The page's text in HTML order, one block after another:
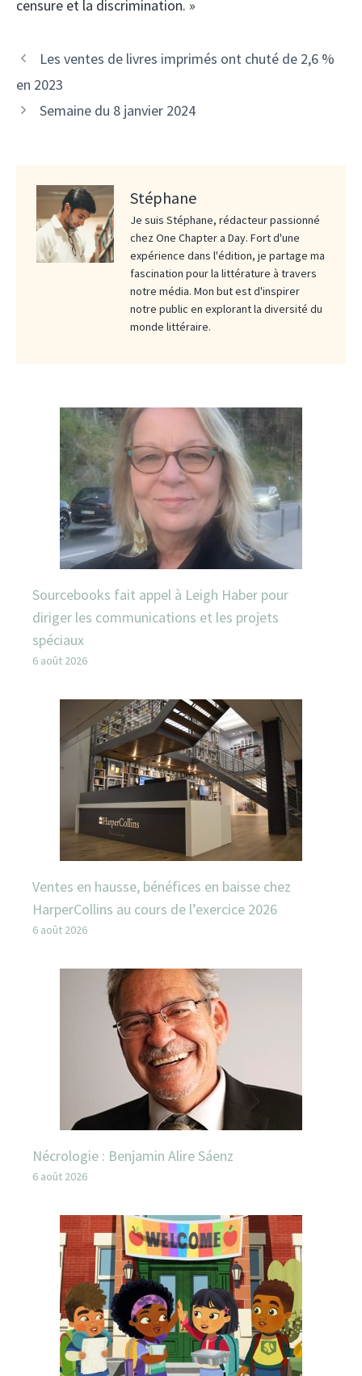
censure et la discrimination. »
Les ventes de livres imprimés ont chuté de 2,6 %
en 2023
Semaine du 8 janvier 2024
Stéphane
Je suis Stéphane, rédacteur passionné
chez One Chapter a Day. Fort d'une
expérience dans l'édition, je partage ma
fascination pour la littérature à travers
notre média. Mon but est d'inspirer
notre public en explorant la diversité du
monde littéraire.
Sourcebooks fait appel à Leigh Haber pour
diriger les communications et les projets
spéciaux
6 août 2026
Ventes en hausse, bénéfices en baisse chez
HarperCollins au cours de l’exercice 2026
6 août 2026
Nécrologie : Benjamin Alire Sáenz
6 août 2026